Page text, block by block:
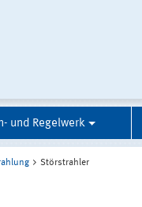
und Regelwerk
Störstrahler